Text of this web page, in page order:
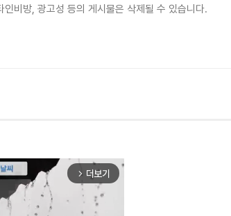
arrow_forward_ios 더보기